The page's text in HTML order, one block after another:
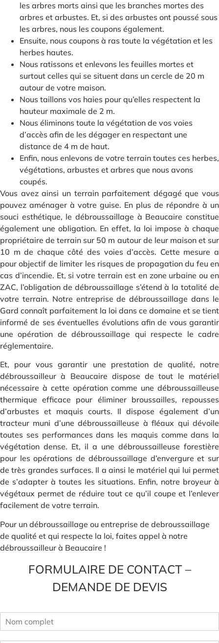
les arbres morts ainsi que les branches mortes des
arbres et arbustes. Et, si des arbustes ont poussé sous
les arbres, nous les coupons également.
Ensuite, nous coupons à ras toute la végétation et les
herbes hautes.
Nous ratissons et enlevons les feuilles mortes et
surtout celles qui se situent dans un cercle de 20 m
autour de votre maison.
Nous taillons vos haies pour qu’elles respectent la
hauteur maximale de 2 m.
Nous éliminons toute la végétation de vos voies
d’accès afin de les dégager en respectant une
distance de 4 m de haut.
Enfin, nous enlevons de votre terrain toutes ces herbes,
végétations, arbustes et arbres que nous avons
coupés.
Vous avez ainsi un terrain parfaitement dégagé que vous
pouvez aménager à votre guise. En plus de répondre à un
souci esthétique, le débroussaillage à Beaucaire constitue
également une obligation. En effet, la loi impose à chaque
propriétaire de terrain sur 50 m autour de leur maison et sur
10 m de chaque côté des voies d’accès. Cette mesure a
pour objectif de limiter les risques de propagation du feu en
cas d’incendie. Et, si votre terrain est en zone urbaine ou en
ZAC, l’obligation de débroussaillage s’étend à la totalité de
votre terrain. Notre entreprise de débroussaillage dans le
Gard connaît parfaitement la loi dans ce domaine et se tient
informé de ses éventuelles évolutions afin de vous garantir
une opération de débroussaillage qui respecte le cadre
réglementaire.
Et, pour vous garantir une prestation de qualité, notre
débroussailleur à Beaucaire dispose de tout le matériel
nécessaire à cette opération comme une débroussailleuse
thermique efficace pour éliminer broussailles, repousses
d’arbustes et maquis courts. Il dispose également d’un
tracteur muni d’une débroussailleuse à fléaux qui dévoile
toutes ses performances dans les maquis comme dans la
végétation dense. Et, il a une débroussailleuse forestière
pour les opérations de débroussaillage d’envergure et sur
de très grandes surfaces. Il a ainsi le matériel qui lui permet
de s’adapter à toutes les situations. Enfin, notre broyeur à
végétaux permet de réduire tout ce qu’il coupe et l’enlever
facilement de votre terrain.
Pour un débroussaillage ou entreprise de debroussaillage
de qualité et qui respecte la loi, faites appel à notre
débroussailleur à Beaucaire !
FORMULAIRE DE CONTACT –
DEMANDE DE DEVIS